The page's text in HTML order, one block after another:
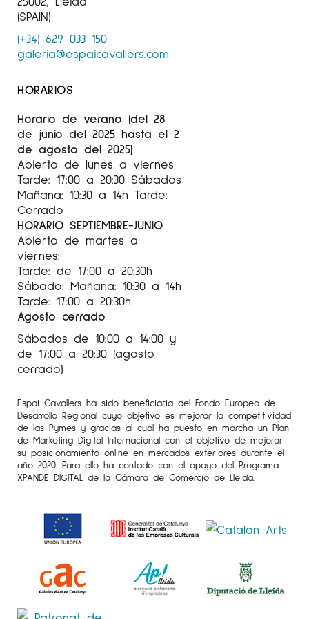
tumbonas, se convierte en un punto de
anclaje que invita al espectador a meditar
sobre la conexión entre el pasado y el
presente. Su preocupación por el planeta se
las palmeras se retratan como personajes que
reflejan sus sentimientos sobre el mundo que
las rodea.
Las nieblas y las atmósferas presentadas
añaden una capa de misterio y simbolismo,
sugiriendo ideas de transición y cambio. Estas
texturas etéreas pueden evocar emociones
profundas y reflexiones sobre la
impermanencia de la vida y la naturaleza. El
simbolismo en estas obras invita al
espectador a interpretar más allá de lo
visible, explorando las conexiones entre el
paisaje y las experiencias humanas.
El proceso creativo de Sabrina comienza con
bocetos previos de la realidad, que luego
retoma en sus cuadros, donde combina
espacios reales con otros más emocionales.
Así, transforma sus experiencias en una
comunicación poética y simbólica que,
plásticamente, no deja indiferente. Cada obra
es una invitación a sumergirse en un mundo
y evocadora.
Más información sobre la artista
Sabrina
Sampereen el Instagram
@galeriaespaicavallers
(SPAIN)
(+34) 629 033 150
galeria@espaicavallers.com
HORARIOS
Horario de verano (del 28
de junio del 2025 hasta el 2
de agosto del 2025)
Abierto de lunes a viernes
Tarde: 17:00 a 20:30 Sábados
Mañana: 10:30 a 14h Tarde:
Cerrado
HORARIO SEPTIEMBRE-JUNIO
Abierto de martes a
viernes:
Tarde: de 17:00 a 20:30h
Sábado: Mañana: 10:30 a 14h
Tarde: 17:00 a 20:30h
Agosto cerrado
Sábados de 10:00 a 14:00 y
de 17:00 a 20:30 (agosto
cerrado)
Espai Cavallers ha sido beneficiaria del Fondo Europeo de
Desarrollo Regional cuyo objetivo es mejorar la competitividad
de las Pymes y gracias al cual ha puesto en marcha un Plan
de Marketing Digital Internacional con el objetivo de mejorar
su posicionamiento online en mercados exteriores durante el
año 2020. Para ello ha contado con el apoyo del Programa
XPANDE DIGITAL de la Cámara de Comercio de Lleida.